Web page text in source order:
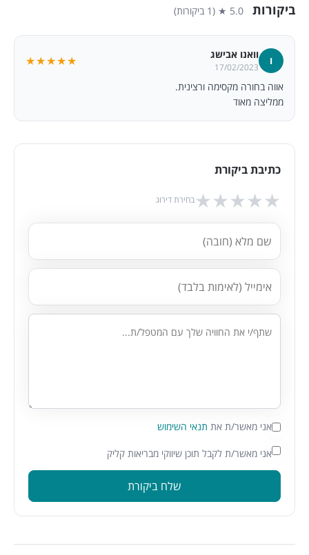
ביקורות 5.0 ★ (1 ביקורות)
ו וואנו אבישג
17/02/2023
★★★★★
אווה בחורה מקסימה ורצינית.
ממליצה מאוד
כתיבת ביקורת
★★★★★ בחירת דירוג
אני מאשר/ת את תנאי השימוש
אני מאשר/ת לקבל תוכן שיווקי מבריאות קליק
שלח ביקורת